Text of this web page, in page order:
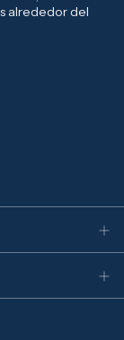
alrededor del